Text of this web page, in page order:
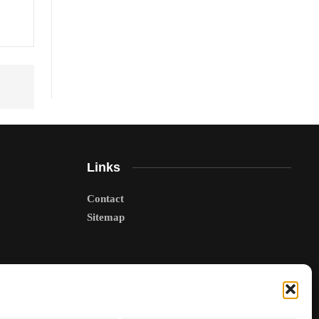
Links
Contact
Sitemap